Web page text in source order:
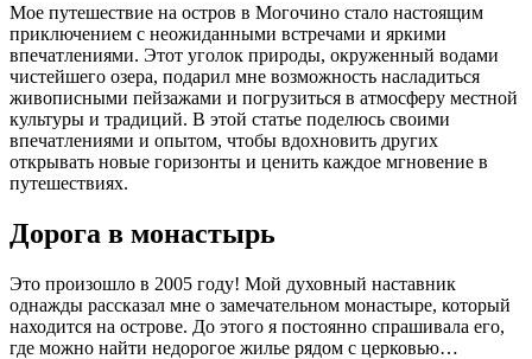
Мое путешествие на остров в Могочино стало настоящим
приключением с неожиданными встречами и яркими
впечатлениями. Этот уголок природы, окруженный водами
чистейшего озера, подарил мне возможность насладиться
живописными пейзажами и погрузиться в атмосферу местной
культуры и традиций. В этой статье поделюсь своими
впечатлениями и опытом, чтобы вдохновить других
открывать новые горизонты и ценить каждое мгновение в
путешествиях.
Дорога в монастырь
Это произошло в 2005 году! Мой духовный наставник
однажды рассказал мне о замечательном монастыре, который
находится на острове. До этого я постоянно спрашивала его,
где можно найти недорогое жилье рядом с церковью…